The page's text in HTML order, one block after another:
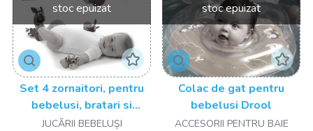
stoc epuizat
Set 4 zornaitori, pentru
bebelusi, bratari si
sosetute Drool
JUCĂRII BEBELUȘI
stoc epuizat
Colac de gat pentru
bebelusi Drool
ACCESORII PENTRU BAIE